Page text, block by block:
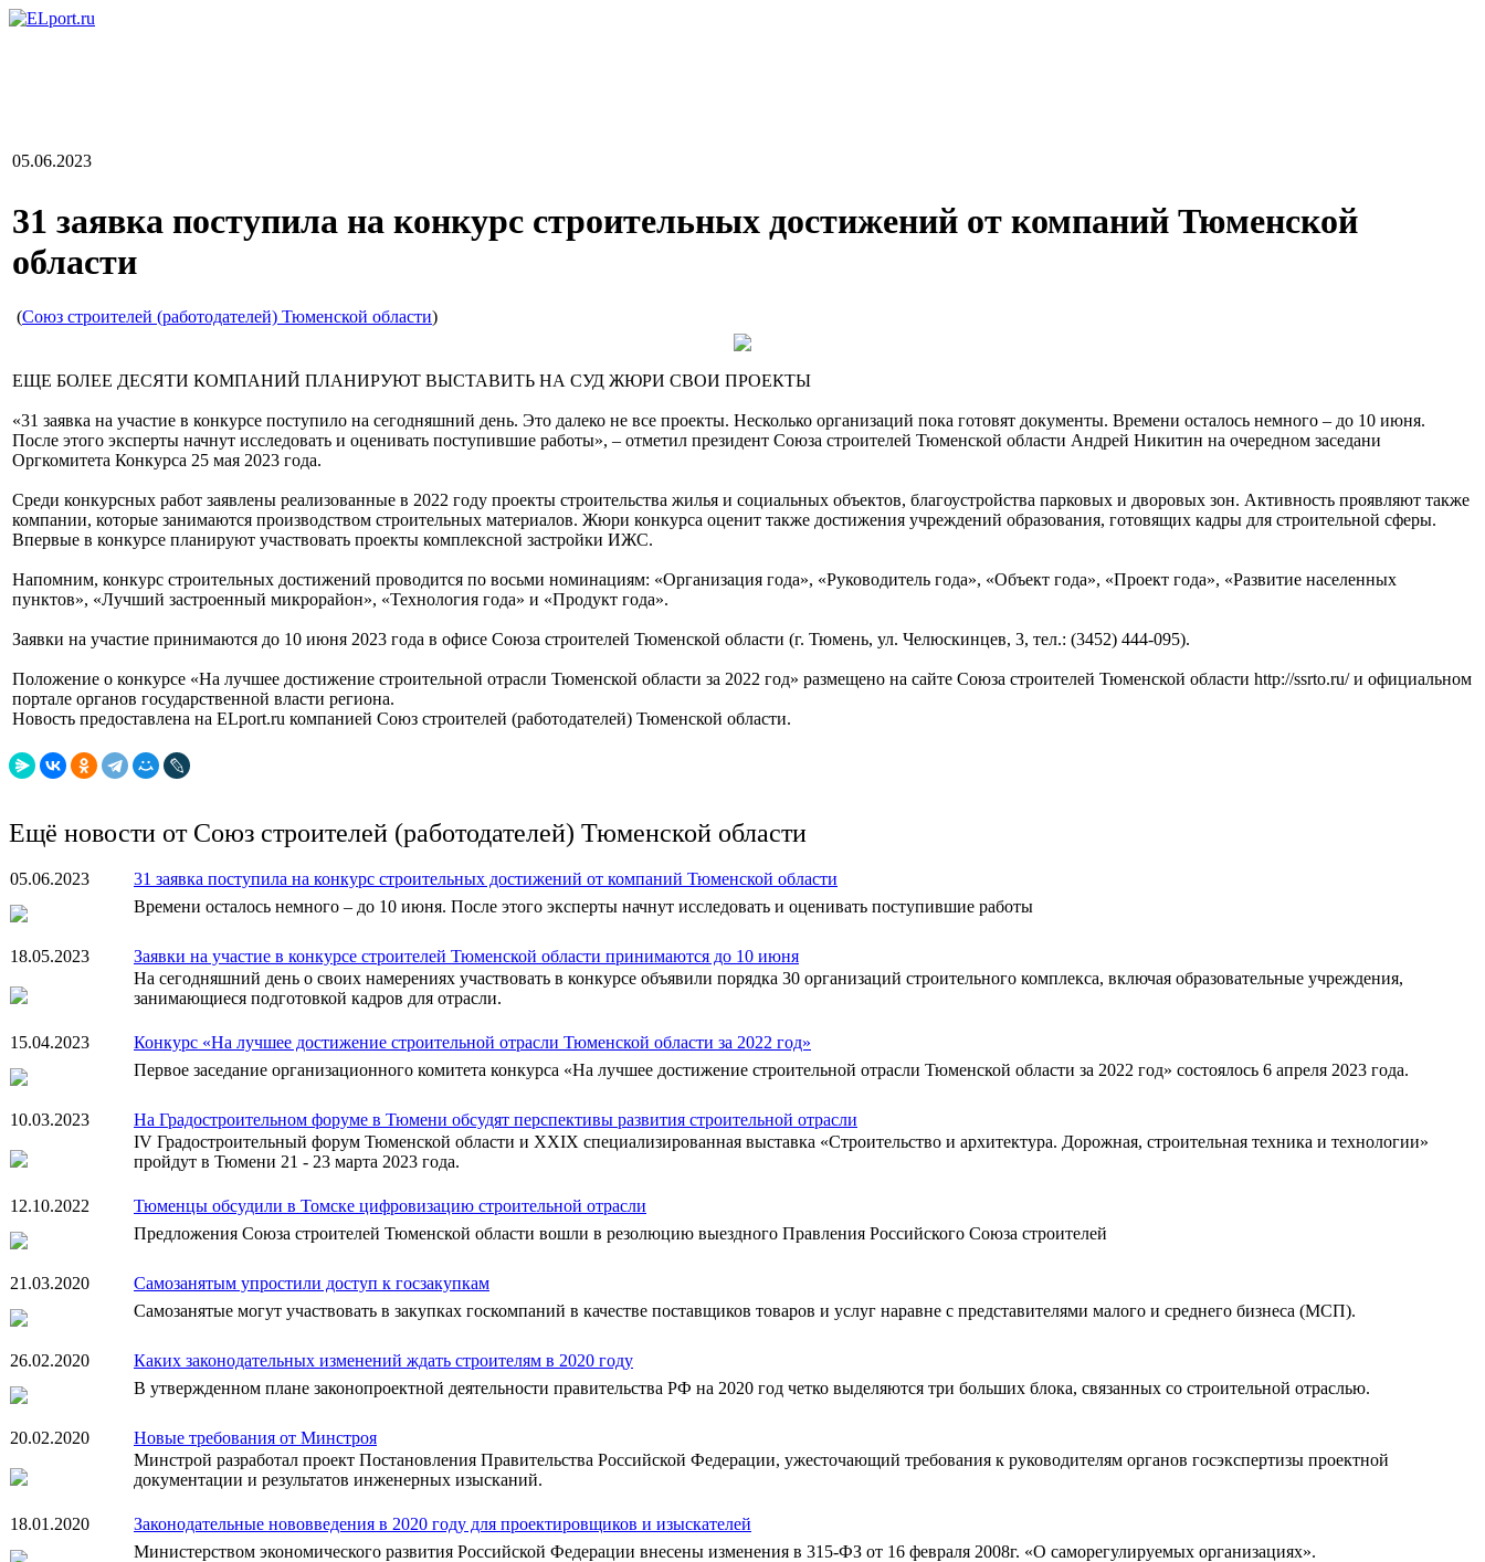
05.06.2023
31 заявка поступила на конкурс строительных достижений от компаний Тюменской
области
(Союз строителей (работодателей) Тюменской области)
ЕЩЕ БОЛЕЕ ДЕСЯТИ КОМПАНИЙ ПЛАНИРУЮТ ВЫСТАВИТЬ НА СУД ЖЮРИ СВОИ ПРОЕКТЫ
«31 заявка на участие в конкурсе поступило на сегодняшний день. Это далеко не все проекты. Несколько организаций пока готовят документы. Времени осталось немного – до 10 июня.
После этого эксперты начнут исследовать и оценивать поступившие работы», – отметил президент Союза строителей Тюменской области Андрей Никитин на очередном заседани
Оргкомитета Конкурса 25 мая 2023 года.
Среди конкурсных работ заявлены реализованные в 2022 году проекты строительства жилья и социальных объектов, благоустройства парковых и дворовых зон. Активность проявляют также
компании, которые занимаются производством строительных материалов. Жюри конкурса оценит также достижения учреждений образования, готовящих кадры для строительной сферы.
Впервые в конкурсе планируют участвовать проекты комплексной застройки ИЖС.
Напомним, конкурс строительных достижений проводится по восьми номинациям: «Организация года», «Руководитель года», «Объект года», «Проект года», «Развитие населенных
пунктов», «Лучший застроенный микрорайон», «Технология года» и «Продукт года».
Заявки на участие принимаются до 10 июня 2023 года в офисе Союза строителей Тюменской области (г. Тюмень, ул. Челюскинцев, 3, тел.: (3452) 444-095).
Положение о конкурсе «На лучшее достижение строительной отрасли Тюменской области за 2022 год» размещено на сайте Союза строителей Тюменской области http://ssrto.ru/ и официальном
портале органов государственной власти региона.
Новость предоставлена на ELport.ru компанией Союз строителей (работодателей) Тюменской области.
Ещё новости от Союз строителей (работодателей) Тюменской области
05.06.2023
31 заявка поступила на конкурс строительных достижений от компаний Тюменской области
Времени осталось немного – до 10 июня. После этого эксперты начнут исследовать и оценивать поступившие работы
18.05.2023
Заявки на участие в конкурсе строителей Тюменской области принимаются до 10 июня
На сегодняшний день о своих намерениях участвовать в конкурсе объявили порядка 30 организаций строительного комплекса, включая образовательные учреждения,
занимающиеся подготовкой кадров для отрасли.
15.04.2023
Конкурс «На лучшее достижение строительной отрасли Тюменской области за 2022 год»
Первое заседание организационного комитета конкурса «На лучшее достижение строительной отрасли Тюменской области за 2022 год» состоялось 6 апреля 2023 года.
10.03.2023
На Градостроительном форуме в Тюмени обсудят перспективы развития строительной отрасли
IV Градостроительный форум Тюменской области и XXIX специализированная выставка «Строительство и архитектура. Дорожная, строительная техника и технологии»
пройдут в Тюмени 21 - 23 марта 2023 года.
12.10.2022
Тюменцы обсудили в Томске цифровизацию строительной отрасли
Предложения Союза строителей Тюменской области вошли в резолюцию выездного Правления Российского Союза строителей
21.03.2020
Самозанятым упростили доступ к госзакупкам
Самозанятые могут участвовать в закупках госкомпаний в качестве поставщиков товаров и услуг наравне с представителями малого и среднего бизнеса (МСП).
26.02.2020
Каких законодательных изменений ждать строителям в 2020 году
В утвержденном плане законопроектной деятельности правительства РФ на 2020 год четко выделяются три больших блока, связанных со строительной отраслью.
20.02.2020
Новые требования от Минстроя
Минстрой разработал проект Постановления Правительства Российской Федерации, ужесточающий требования к руководителям органов госэкспертизы проектной
документации и результатов инженерных изысканий.
18.01.2020
Законодательные нововведения в 2020 году для проектировщиков и изыскателей
Министерством экономического развития Российской Федерации внесены изменения в 315-ФЗ от 16 февраля 2008г. «О саморегулируемых организациях».